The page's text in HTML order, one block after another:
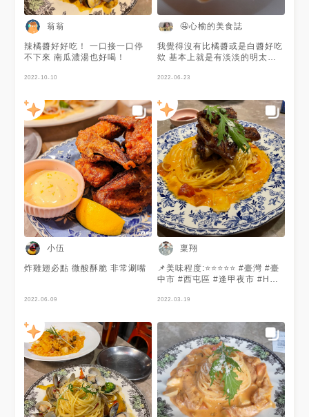
翁翁
辣橘醬好好吃！ 一口接一口停
不下來 南瓜濃湯也好喝！
2022-10-10
🤤心榆的美食誌
我覺得沒有比橘醬或是白醬好吃
欸 基本上就是有淡淡的明太子
魚會淋上照燒 這個沒有的，所
2022-06-23
小伍
炸雞翅必點 微酸酥脆 非常涮嘴
2022-06-09
稟翔
📌美味程度:⭐️⭐️⭐️⭐️⭐️ #臺灣 #臺
中市 #西屯區 #逢甲夜市 #HUN
2022-03-19